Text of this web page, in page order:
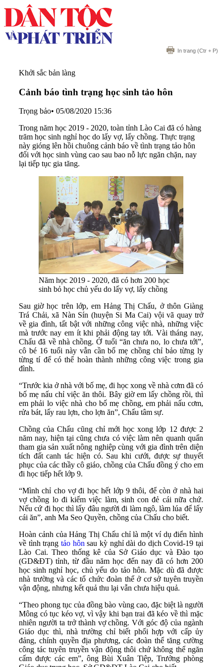
In trang (Ctr + P)
Khởi sắc bản làng
Cảnh báo tình trạng học sinh tảo hôn
Trọng bảo• 05/08/2020 15:36
Trong năm học 2019 - 2020, toàn tỉnh Lào Cai đã có hàng
trăm học sinh nghỉ học do lấy vợ, lấy chồng. Thực trạng
này gióng lên hồi chuông cảnh báo về tình trạng tảo hôn
đối với học sinh vùng cao sau bao nỗ lực ngăn chặn, nay
lại tiếp tục gia tăng.
Năm học 2019 - 2020, đã có hơn 200 học
sinh bỏ học chủ yếu do lấy vợ, lấy chồng
Sau giờ học trên lớp, em Hảng Thị Chấu, ở thôn Giàng
Trá Chải, xã Nàn Sín (huyện Si Ma Cai) vội vã quay trở
về gia đình, tất bật với những công việc nhà, những việc
mà trước nay em ít khi phải động tay tới. Vài tháng nay,
Chấu đã về nhà chồng. Ở tuổi “ăn chưa no, lo chưa tới”,
cô bé 16 tuổi này vẫn cần bố mẹ chồng chỉ bảo từng ly
từng tí để có thể hoàn thành những công việc trong gia
đình.
“Trước kia ở nhà với bố mẹ, đi học xong về nhà cơm đã có
bố mẹ nấu chỉ việc ăn thôi. Bây giờ em lấy chồng rồi, thì
em phải lo việc nhà cho bố mẹ chồng, em phải nấu cơm,
rửa bát, lấy rau lợn, cho lợn ăn”, Chấu tâm sự.
Chồng của Chấu cũng chỉ mới học xong lớp 12 được 2
năm nay, hiện tại cũng chưa có việc làm nên quanh quẩn
tham gia sản xuất nông nghiệp cùng với gia đình trên diện
tích đất canh tác hiện có. Sau khi cưới, được sự thuyết
phục của các thầy cô giáo, chồng của Chấu đồng ý cho em
đi học tiếp hết lớp 9.
“Mình chỉ cho vợ đi học hết lớp 9 thôi, để còn ở nhà hai
vợ chồng lo đi kiếm việc làm, sinh con đẻ cái nữa chứ.
Nếu cứ đi học thì lấy đâu người đi làm ngô, làm lúa để lấy
cái ăn”, anh Ma Seo Quyền, chồng của Chấu cho biết.
Hoàn cảnh của Hảng Thị Chấu chỉ là một ví dụ điển hình
về tình trạng tảo hônsau kỳ nghỉ dài do dịch Covid-19 tại
Lào Cai. Theo thống kê của Sở Giáo dục và Đào tạo
(GD&ĐT) tỉnh, từ đầu năm học đến nay đã có hơn 200
học sinh nghỉ học, chủ yếu do tảo hôn. Mặc dù đã được
nhà trường và các tổ chức đoàn thể ở cơ sở tuyên truyền
vận động, nhưng kết quả thu lại vẫn chưa hiệu quả.
“Theo phong tục của đồng bào vùng cao, đặc biệt là người
Mông có tục kéo vợ, vì vậy khi bạn trai đã kéo về thì mặc
nhiên người ta trở thành vợ chồng. Với góc độ của ngành
Giáo dục thì, nhà trường chỉ biết phối hợp với cấp ủy
đảng, chính quyền địa phương, các đoàn thể tăng cường
công tác tuyên truyền vận động thôi chứ không thể ngăn
cấm được các em”, ông Bùi Xuân Tiệp, Trưởng phòng